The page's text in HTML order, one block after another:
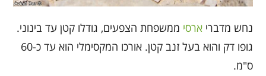
נחש מדבריארסי ממשפחת הצפעים, גודלו קטן עד בינוני.
גופו דק והוא בעל זנב קטן. אורכו המקסימלי הוא עד כ-60
ס"מ.